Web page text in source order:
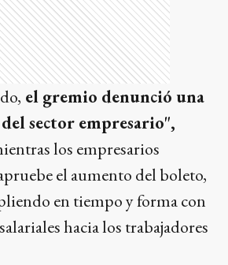
el gremio denunció una
sector empresario",
los empresarios
el aumento del boleto,
en tiempo y forma con
hacia los trabajadores